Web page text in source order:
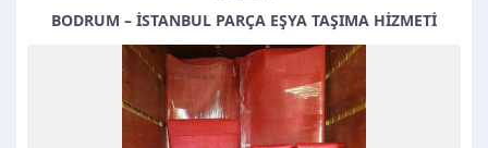
BODRUM – İSTANBUL PARÇA EŞYA TAŞIMA HIZMETI